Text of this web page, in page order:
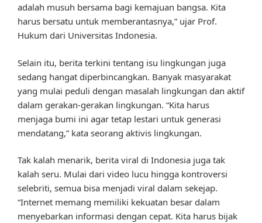
adalah musuh bersama bagi kemajuan bangsa. Kita
harus bersatu untuk memberantasnya,” ujar Prof.
Hukum dari Universitas Indonesia.
Selain itu, berita terkini tentang isu lingkungan juga
sedang hangat diperbincangkan. Banyak masyarakat
yang mulai peduli dengan masalah lingkungan dan aktif
dalam gerakan-gerakan lingkungan. “Kita harus
menjaga bumi ini agar tetap lestari untuk generasi
mendatang,” kata seorang aktivis lingkungan.
Tak kalah menarik, berita viral di Indonesia juga tak
kalah seru. Mulai dari video lucu hingga kontroversi
selebriti, semua bisa menjadi viral dalam sekejap.
“Internet memang memiliki kekuatan besar dalam
menyebarkan informasi dengan cepat. Kita harus bijak